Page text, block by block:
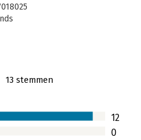
Contact
13 stemmen
12
0